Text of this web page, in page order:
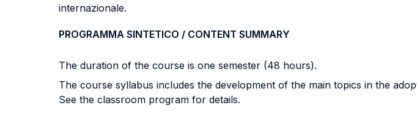
internazionale.
PROGRAMMA SINTETICO / CONTENT SUMMARY
The duration of the course is one semester (48 hours).
The course syllabus includes the development of the main topics in the
See the classroom program for details.